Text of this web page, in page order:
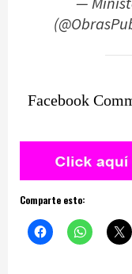
Facebook
Comparte esto: